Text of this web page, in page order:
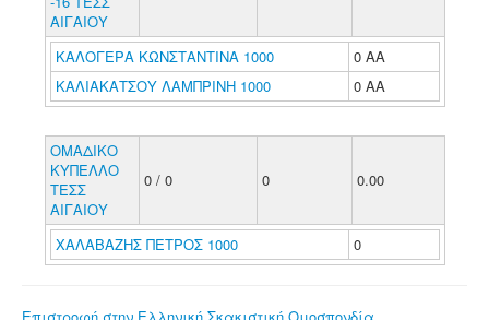
ΑΙΓΑΙΟΥ
ΚΑΛΟΓΕΡΑ ΚΩΝΣΤΑΝΤΙΝΑ 1000
0 ΑΑ
ΚΑΛΙΑΚΑΤΣΟΥ ΛΑΜΠΡΙΝΗ 1000
0 ΑΑ
ΟΜΑΔΙΚΟ
ΚΥΠΕΛΛΟ
ΤΕΣΣ
ΑΙΓΑΙΟΥ
0 / 0 0 0.00
ΧΑΛΑΒΑΖΗΣ ΠΕΤΡΟΣ 1000 0